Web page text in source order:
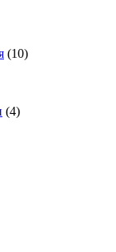
(10)
(4)